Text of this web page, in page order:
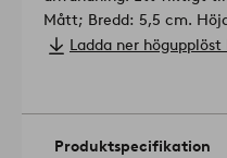
Mått; Bredd: 5,5 cm.
Yta : glansig.Får inte
Ladda ner högupplöst
Produktspecifikation